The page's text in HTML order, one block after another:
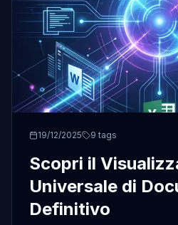
19/12/2025 9 tags
Scopri il
Universale di
Definitivo